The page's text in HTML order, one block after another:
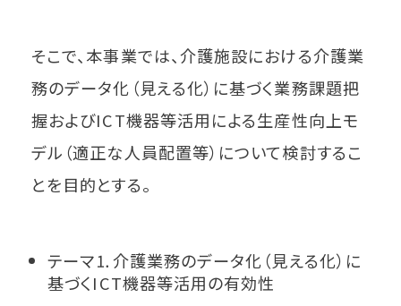
そこで、本事業では、介護施設における介護業
務のデータ化（見える化）に基づく業務課題把
握およびICT機器等活用による生産性向上モ
デル（適正な人員配置等）について検討するこ
とを目的とする。
テーマ⒈介護業務のデータ化（見える化）に
基づくICT機器等活用の有効性